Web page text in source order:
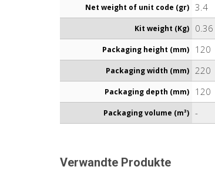
Net weight of unit code (gr) 3.4
Kit weight (Kg) 0.36
Packaging height (mm) 120
Packaging width (mm) 220
Packaging depth (mm) 120
Packaging volume (m³) -
Verwandte Produkte